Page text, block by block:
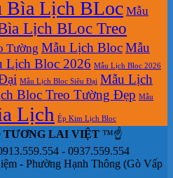
Bìa Lịch BLoc Mẫu
Lịch BLoc Treo
Tường Mẫu Lịch BlocMẫu
Lịch Bloc 2026 Mẫu Lịch Bloc 2026
Mẫu Lịch Bloc Siêu Đại Mẫu Lịch
Bloc Treo Tường Đẹp Mẫu
Lịch Ép Kim Lịch Bloc
TƯƠNG LAI VIỆT ™☝️
- 0937.559.554
- Phường Hạnh Thông (Gò Vấp